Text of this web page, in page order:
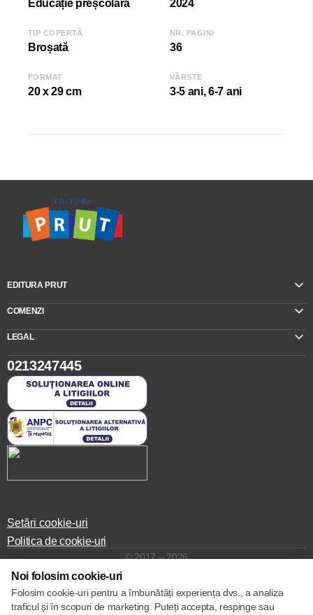
Educație preșcolară 2024
TIP COPERTĂ
Broșată
NR. PAGINI
36
FORMAT
20 x 29 cm
VÂRSTE
3-5 ani, 6-7 ani
EDITURA PRUT
COMENZI
LEGAL
0213247445
Setări cookie-uri
Politica de cookie-uri
© 2017 – 2026
Noi folosim cookie-uri
Folosim cookie-uri pentru a îmbunătăți experiența dvs., a analiza
traficul și în scopuri de marketing. Puteți accepta, respinge sau